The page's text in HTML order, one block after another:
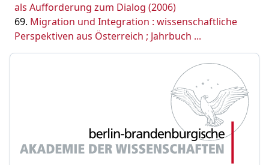
als Aufforderung zum Dialog (2006)
Migration und Integration : wissenschaftliche
Perspektiven aus Österreich ; Jahrbuch ...